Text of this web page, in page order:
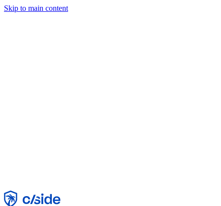
Skip to main content
Rechazar